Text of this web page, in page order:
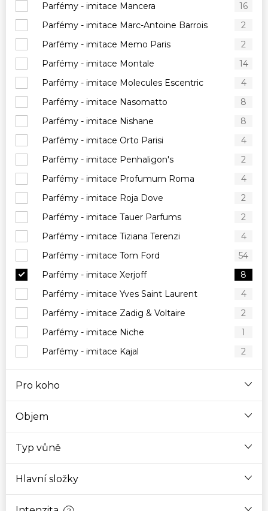
Parfémy - imitace Mancera
16
Parfémy - imitace Marc-Antoine Barrois
2
Parfémy - imitace Memo Paris
2
Parfémy - imitace Montale
14
Parfémy - imitace Molecules Escentric
4
Parfémy - imitace Nasomatto
8
Parfémy - imitace Nishane
8
Parfémy - imitace Orto Parisi
4
Parfémy - imitace Penhaligon's
2
Parfémy - imitace Profumum Roma
4
Parfémy - imitace Roja Dove
2
Parfémy - imitace Tauer Parfums
2
Parfémy - imitace Tiziana Terenzi
4
Parfémy - imitace Tom Ford
54
Parfémy - imitace Xerjoff
8
Parfémy - imitace Yves Saint Laurent
4
Parfémy - imitace Zadig & Voltaire
2
Parfémy - imitace Niche
1
Parfémy - imitace Kajal
2
Pro koho
Objem
Typ vůně
Hlavní složky